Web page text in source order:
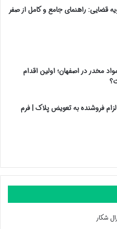
قضایی: راهنمای جامع و کامل از صفر
مخدر در اصفهان؛ اولین اقدام
فروشنده به تعویض پلاک | فرم
شکار